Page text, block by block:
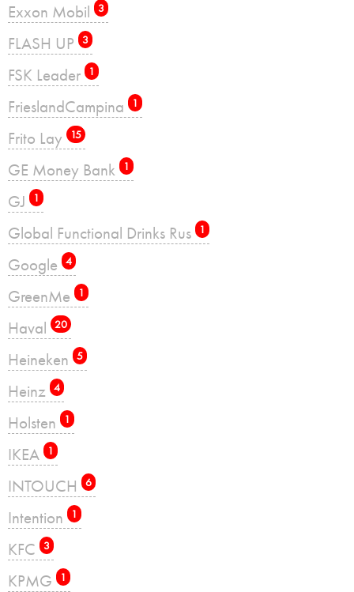
Exxon Mobil 3
FLASH UP 3
FSK Leader 1
FrieslandCampina 1
Frito Lay 15
GE Money Bank 1
GJ 1
Global Functional Drinks Rus 1
Google 4
GreenMe 1
Haval 20
Heineken 5
Heinz 4
Holsten 1
IKEA 1
INTOUCH 6
Intention 1
KFC 3
KPMG 1